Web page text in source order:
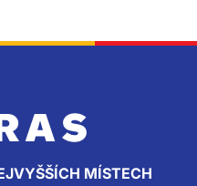
MÍSTECH